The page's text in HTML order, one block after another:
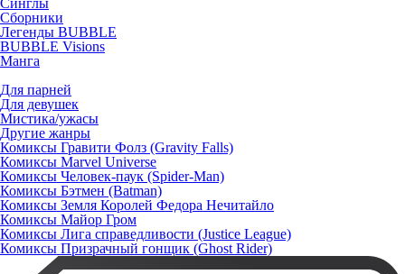
Синглы
Сборники
Легенды BUBBLE
BUBBLE Visions
Манга
Для парней
Для девушек
Мистика/ужасы
Другие жанры
Комиксы Гравити Фолз (Gravity Falls)
Комиксы Marvel Universe
Комиксы Человек-паук (Spider-Man)
Комиксы Бэтмен (Batman)
Комиксы Земля Королей Федора Нечитайло
Комиксы Майор Гром
Комиксы Лига справедливости (Justice League)
Комиксы Призрачный гонщик (Ghost Rider)